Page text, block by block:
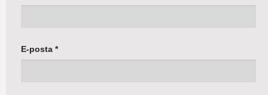
E-posta *